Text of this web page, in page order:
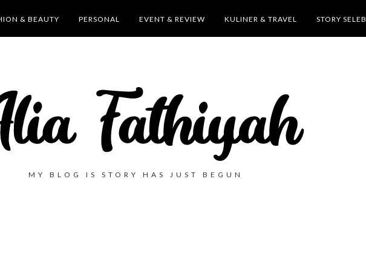
& BEAUTY PERSONAL EVENT & REVIEW KULINER & TRAVEL STORY SELEB
MY BLOG IS STORY HAS JUST BEGUN